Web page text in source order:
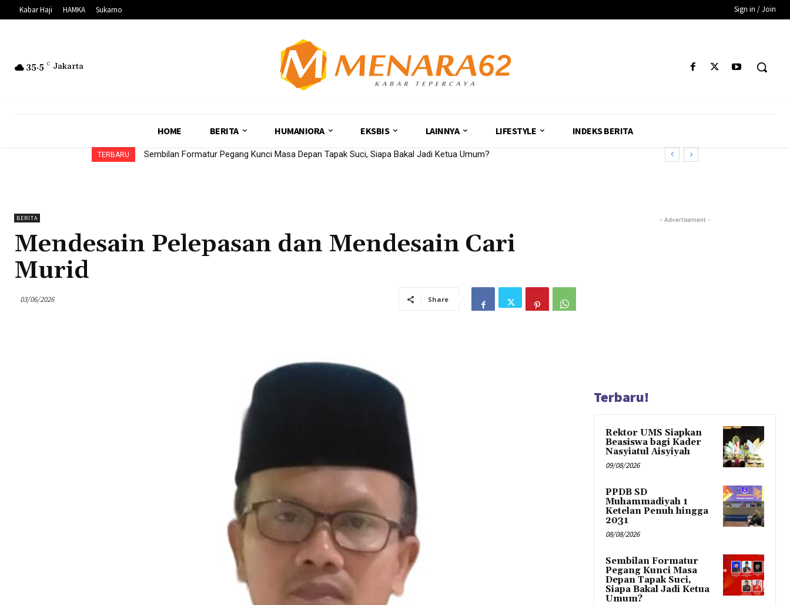
Kabar Haji HAMKA Sukarno Sign in / Join
35.5 C Jakarta
HOME BERITA HUMANIORA EKSBIS LAINNYA LIFESTYLE INDEKS BERITA
TERBARU Sembilan Formatur Pegang Kunci Masa Depan Tapak Suci, Siapa Bakal Jadi Ketua Umum?
UNS Dorong Transparansi Keuangan Sekolah Muhammadiyah
BERITA
Mendesain Pelepasan dan Mendesain Cari
Murid
03/06/2026 Share
- Advertisement -
Terbaru!
Rektor UMS Siapkan
Beasiswa bagi Kader
Nasyiatul Aisyiyah
09/08/2026
PPDB SD
Muhammadiyah 1
Ketelan Penuh hingga
2031
08/08/2026
Sembilan Formatur
Pegang Kunci Masa
Depan Tapak Suci,
Siapa Bakal Jadi Ketua
Umum?